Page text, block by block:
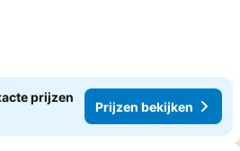
prijzen
Prijzen bekijken